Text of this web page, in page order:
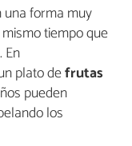
forma muy
tiempo que
En
plato defrutas
pueden
los